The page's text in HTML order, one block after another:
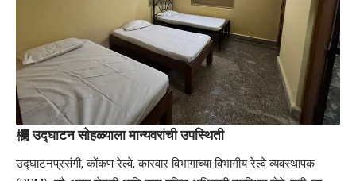
​欄उद्घाटन सोहळ्याला मान्यवरांची उपस्थिती
उद्घाटनप्रसंगी, कोंकण रेल्वे, कारवार विभागाच्या विभागीय रेल्वे व्यवस्थापक